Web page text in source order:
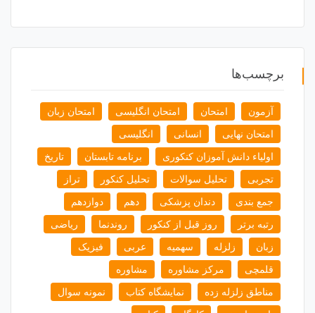
برچسب‌ها
آزمون امتحان امتحان انگلیسی
امتحان زبان
امتحان نهایی
انسانی
انگلیسی
اولیاء دانش آموزان کنکوری
برنامه تابستان
تاریخ
تجربی
تحلیل سوالات تحلیل کنکور
تراز
جمع بندی
دندان پزشکی دهم
دوازدهم
رتبه برتر
روز قبل از کنکور روندنما
ریاضی
زبان
زلزله سهمیه عربی
فیزیک
قلمچی
مرکز مشاوره
مشاوره
مناطق زلزله زده
نمایشگاه کتاب
نمونه سوال